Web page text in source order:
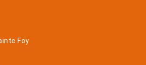
Foy